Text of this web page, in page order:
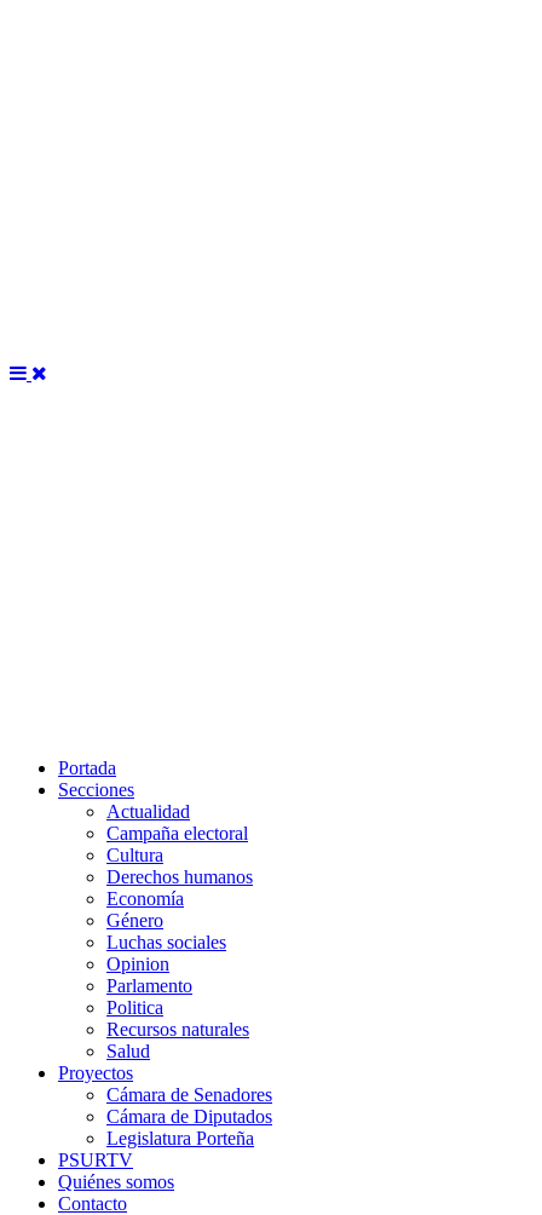
Portada
Secciones
Actualidad
Campaña electoral
Cultura
Derechos humanos
Economía
Género
Luchas sociales
Opinion
Parlamento
Politica
Recursos naturales
Salud
Proyectos
Cámara de Senadores
Cámara de Diputados
Legislatura Porteña
PSURTV
Quiénes somos
Contacto